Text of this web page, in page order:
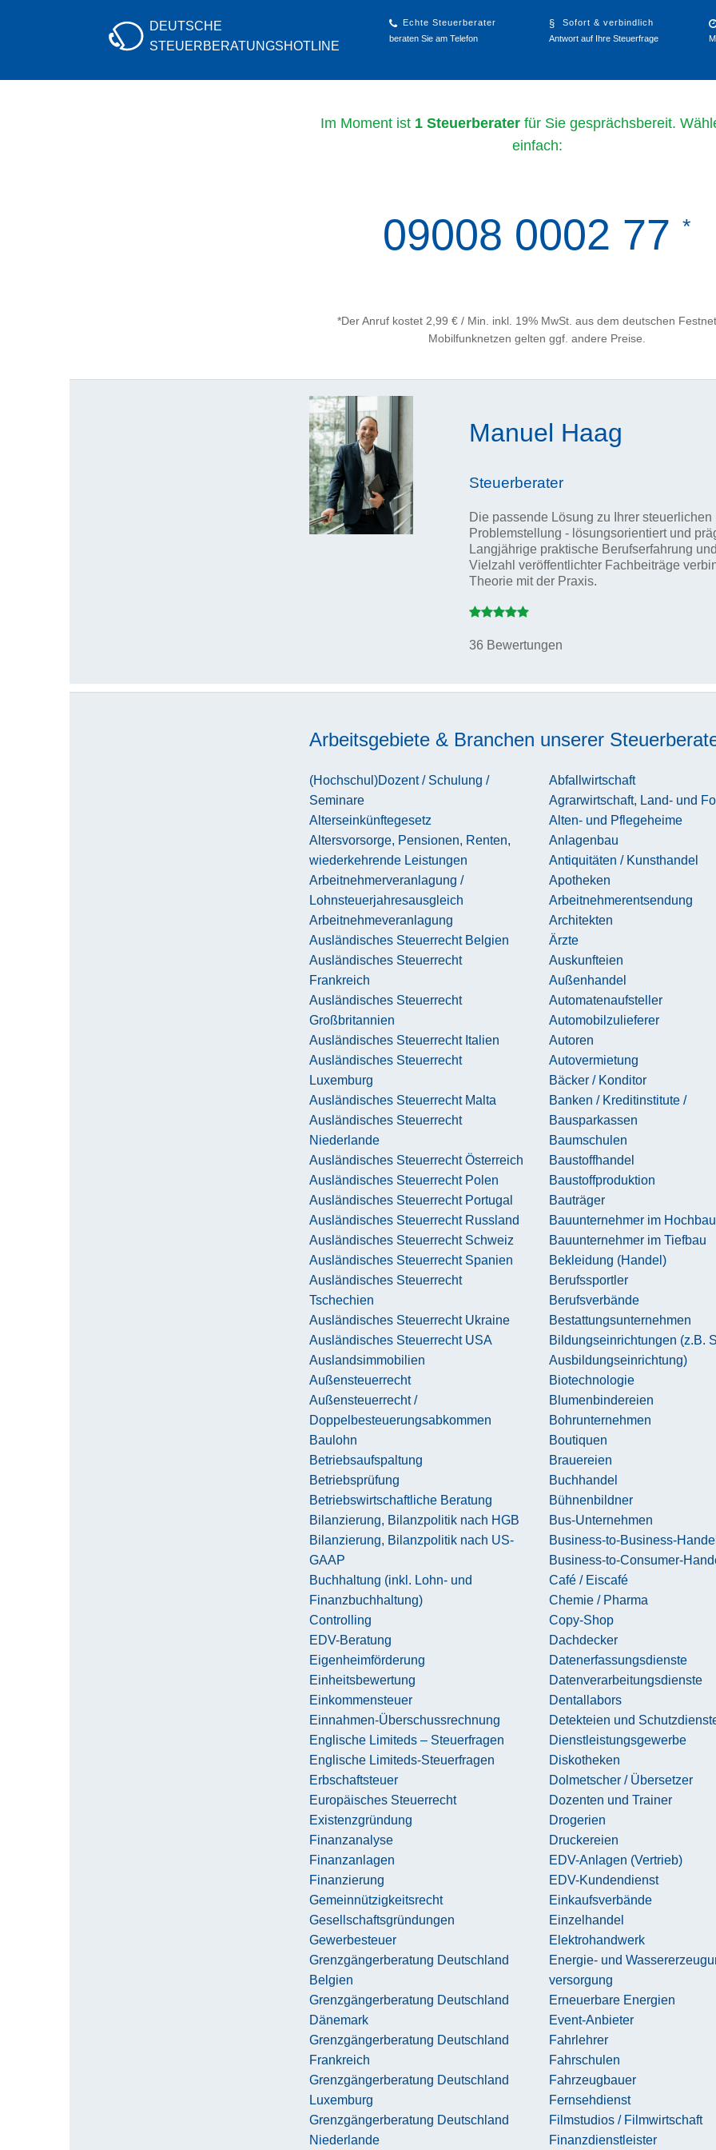
DEUTSCHE
STEUERBERATUNGSHOTLINE
Echte Steuerberater
beraten Sie am Telefon
Sofort & verbindlich
Antwort auf Ihre Steuerfrage
Im Moment ist 1 Steuerberater für Sie gesprächsbereit.
einfach:
09008 0002 77 *
*Der Anruf kostet 2,99 € / Min. inkl. 19% MwSt. aus dem deutschen
Mobilfunknetzen gelten ggf. andere Preise.
Manuel Haag
Steuerberater
Die passende Lösung zu Ihrer steuerlichen
Problemstellung - lösungsorientiert und
Langjährige praktische Berufserfahrung
Vielzahl veröffentlichter Fachbeiträge
Theorie mit der Praxis.
36 Bewertungen
Arbeitsgebiete & Branchen unserer
(Hochschul)Dozent / Schulung /
Seminare
Alterseinkünftegesetz
Altersvorsorge, Pensionen, Renten,
wiederkehrende Leistungen
Arbeitnehmerveranlagung /
Lohnsteuerjahresausgleich
Arbeitnehmeveranlagung
Ausländisches Steuerrecht Belgien
Ausländisches Steuerrecht
Frankreich
Ausländisches Steuerrecht
Großbritannien
Ausländisches Steuerrecht Italien
Ausländisches Steuerrecht
Luxemburg
Ausländisches Steuerrecht Malta
Ausländisches Steuerrecht
Niederlande
Ausländisches Steuerrecht Österreich
Ausländisches Steuerrecht Polen
Ausländisches Steuerrecht Portugal
Ausländisches Steuerrecht Russland
Ausländisches Steuerrecht Schweiz
Ausländisches Steuerrecht Spanien
Ausländisches Steuerrecht
Tschechien
Ausländisches Steuerrecht Ukraine
Ausländisches Steuerrecht USA
Auslandsimmobilien
Außensteuerrecht
Außensteuerrecht /
Doppelbesteuerungsabkommen
Baulohn
Betriebsaufspaltung
Betriebsprüfung
Betriebswirtschaftliche Beratung
Bilanzierung, Bilanzpolitik nach HGB
Bilanzierung, Bilanzpolitik nach US-
GAAP
Buchhaltung (inkl. Lohn- und
Finanzbuchhaltung)
Controlling
EDV-Beratung
Eigenheimförderung
Einheitsbewertung
Einkommensteuer
Einnahmen-Überschussrechnung
Englische Limiteds – Steuerfragen
Englische Limiteds-Steuerfragen
Erbschaftsteuer
Europäisches Steuerrecht
Existenzgründung
Finanzanalyse
Finanzanlagen
Finanzierung
Gemeinnützigkeitsrecht
Gesellschaftsgründungen
Gewerbesteuer
Grenzgängerberatung Deutschland
Belgien
Grenzgängerberatung Deutschland
Dänemark
Grenzgängerberatung Deutschland
Frankreich
Grenzgängerberatung Deutschland
Luxemburg
Grenzgängerberatung Deutschland
Niederlande
Abfallwirtschaft
Agrarwirtschaft, Land- und
Alten- und Pflegeheime
Anlagenbau
Antiquitäten / Kunsthandel
Apotheken
Arbeitnehmerentsendung
Architekten
Ärzte
Auskunfteien
Außenhandel
Automatenaufsteller
Automobilzulieferer
Autoren
Autovermietung
Bäcker / Konditor
Banken / Kreditinstitute /
Bausparkassen
Baumschulen
Baustoffhandel
Baustoffproduktion
Bauträger
Bauunternehmer im Hochbau
Bauunternehmer im Tiefbau
Bekleidung (Handel)
Berufssportler
Berufsverbände
Bestattungsunternehmen
Bildungseinrichtungen (z.B.
Ausbildungseinrichtung)
Biotechnologie
Blumenbindereien
Bohrunternehmen
Boutiquen
Brauereien
Buchhandel
Bühnenbildner
Bus-Unternehmen
Business-to-Business-Handel
Business-to-Consumer-
Café / Eiscafé
Chemie / Pharma
Copy-Shop
Dachdecker
Datenerfassungsdienste
Datenverarbeitungsdienste
Dentallabors
Detekteien und
Dienstleistungsgewerbe
Diskotheken
Dolmetscher / Übersetzer
Dozenten und Trainer
Drogerien
Druckereien
EDV-Anlagen (Vertrieb)
EDV-Kundendienst
Einkaufsverbände
Einzelhandel
Elektrohandwerk
Energie- und
versorgung
Erneuerbare Energien
Event-Anbieter
Fahrlehrer
Fahrschulen
Fahrzeugbauer
Fernsehdienst
Filmstudios / Filmwirtschaft
Finanzdienstleister